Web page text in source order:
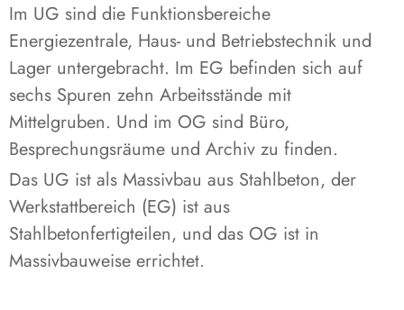
Im UG sind die Funktionsbereiche
Energiezentrale, Haus- und Betriebstechnik und
Lager untergebracht. Im EG befinden sich auf
sechs Spuren zehn Arbeitsstände mit
Mittelgruben. Und im OG sind Büro,
Besprechungsräume und Archiv zu finden.
Das UG ist als Massivbau aus Stahlbeton, der
Werkstattbereich (EG) ist aus
Stahlbetonfertigteilen, und das OG ist in
Massivbauweise errichtet.